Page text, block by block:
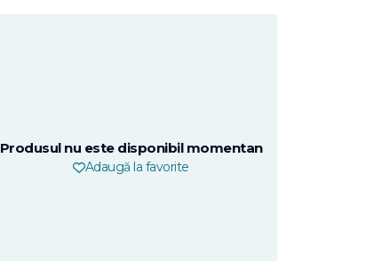
Produsul nu este disponibil momentan
Adaugă la favorite